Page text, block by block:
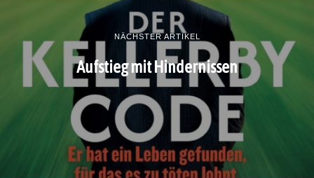
NÄCHSTER ARTIKEL
Aufstieg mit Hindernissen